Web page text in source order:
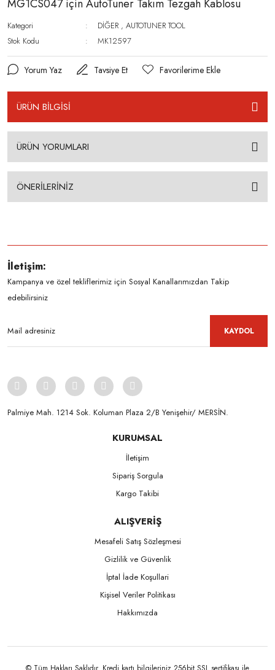
MG1CS047 için AutoTuner Takım Tezgah Kablosu
Kategori DİĞER ,AUTOTUNER TOOL
Stok Kodu
MK12597
Yorum Yaz Tavsiye Et
ÜRÜN BİLGİSİ
ÜRÜN YORUMLARI
ÖNERİLERİNİZ
İletişim:
Kampanya ve özel tekliflerimiz için Sosyal Kanallarımızdan Takip
edebilirsiniz
KAYDOL
Palmiye Mah. 1214 Sok. Koluman Plaza 2/B Yenişehir/ MERSİN.ㅤㅤㅤㅤㅤㅤㅤㅤㅤㅤㅤㅤㅤㅤㅤㅤㅤㅤㅤㅤㅤㅤㅤㅤㅤㅤㅤㅤㅤㅤㅤㅤㅤㅤㅤ ㅤㅤㅤㅤㅤㅤㅤㅤㅤㅤ
KURUMSAL
İletişim
Sipariş Sorgula
Kargo Takibi
ALIŞVERİŞ
Mesafeli Satış Sözleşmesi
Gizlilik ve Güvenlik
İptal İade Koşullari
Kişisel Veriler Politikası
Hakkımızda